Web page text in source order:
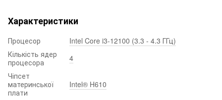
Характеристики
Процесор
Intel Core i3-12100 (3.3 - 4.3 ГГц)
Кількість ядер
процесора
4
Чіпсет
материнської
плати
Intel® H610